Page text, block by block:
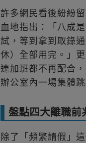
許多網民看後紛紛
血地指出：「八成
試，等到拿到取錄
休）全部用完。」
連加班都不再配合
辦公室內一場集體
盤點四大離職前
除了「頻繁請假」